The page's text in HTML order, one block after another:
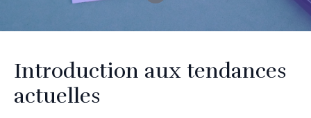
Introduction aux tendances
actuelles